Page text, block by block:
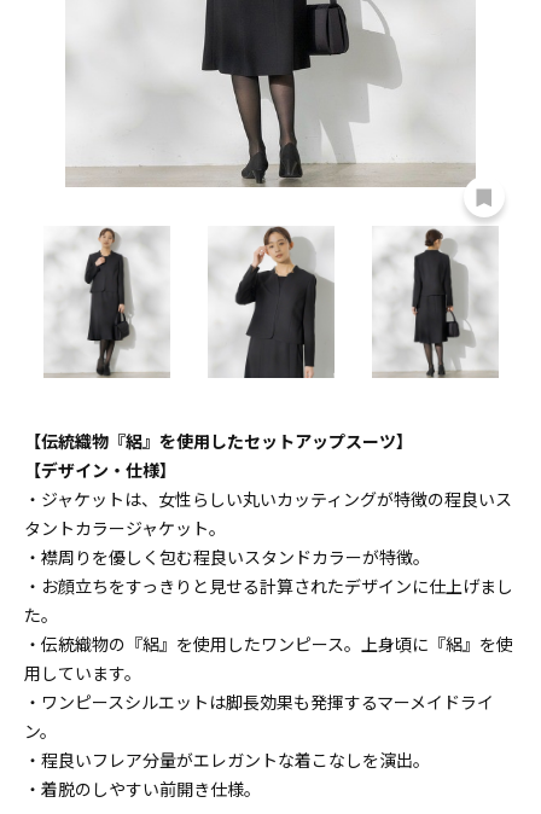
【伝統織物『絽』を使用したセットアップスーツ】
【デザイン・仕様】
・ジャケットは、女性らしい丸いカッティングが特徴の程良いス
タントカラージャケット。
・襟周りを優しく包む程良いスタンドカラーが特徴。
・お顔立ちをすっきりと見せる計算されたデザインに仕上げまし
た。
・伝統織物の『絽』を使用したワンピース。上身頃に『絽』を使
用しています。
・ワンピースシルエットは脚長効果も発揮するマーメイドライ
ン。
・程良いフレア分量がエレガントな着こなしを演出。
・着脱のしやすい前開き仕様。